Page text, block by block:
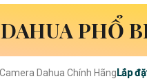
PHỔ
Dahua Chính Hãng Lắp